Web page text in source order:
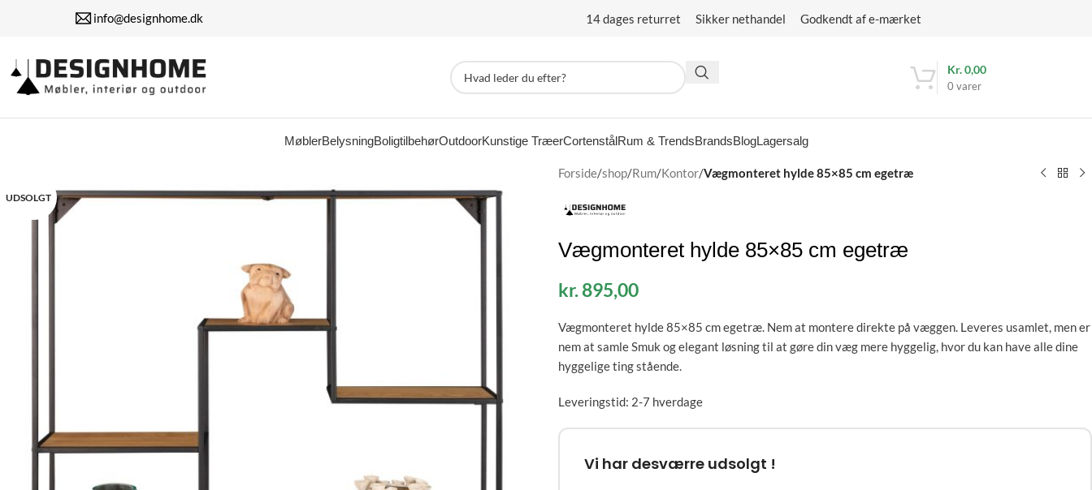
info@designhome.dk 14 dages returret Sikker nethandel Godkendt af e-mærket
0 varer
Kr.0,00
MøblerBelysningBoligtilbehørOutdoorKunstige TræerCortenstålRum & TrendsBrandsBlogLagersalg
UDSOLGT
Forside/shop/Rum/Kontor/Vægmonteret hylde 85×85 cm egetræ
Vægmonteret hylde 85×85 cm egetræ
kr.895,00
Vægmonteret hylde 85×85 cm egetræ. Nem at montere direkte på væggen. Leveres usamlet, men er
nem at samle Smuk og elegant løsning til at gøre din væg mere hyggelig, hvor du kan have alle dine
hyggelige ting stående.
Leveringstid: 2-7 hverdage
Vi har desværre udsolgt !